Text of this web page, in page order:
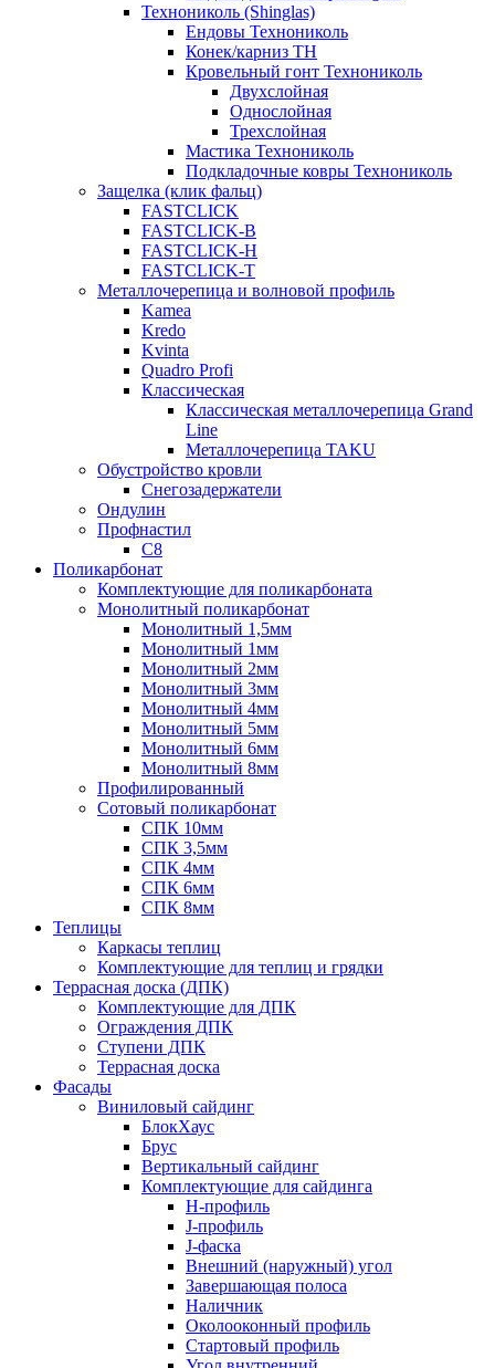
Технониколь (Shinglas)
Ендовы Технониколь
Конек/карниз ТН
Кровельный гонт Технониколь
Двухслойная
Однослойная
Трехслойная
Мастика Технониколь
Подкладочные ковры Технониколь
Защелка (клик фальц)
FASTCLICK
FASTCLICK-B
FASTCLICK-H
FASTCLICK-T
Металлочерепица и волновой профиль
Kamea
Kredo
Kvinta
Quadro Profi
Классическая
Классическая металлочерепица Grand
Line
Металлочерепица TAKU
Обустройство кровли
Снегозадержатели
Ондулин
Профнастил
С8
Поликарбонат
Комплектующие для поликарбоната
Монолитный поликарбонат
Монолитный 1,5мм
Монолитный 1мм
Монолитный 2мм
Монолитный 3мм
Монолитный 4мм
Монолитный 5мм
Монолитный 6мм
Монолитный 8мм
Профилированный
Сотовый поликарбонат
СПК 10мм
СПК 3,5мм
СПК 4мм
СПК 6мм
СПК 8мм
Теплицы
Каркасы теплиц
Комплектующие для теплиц и грядки
Террасная доска (ДПК)
Комплектующие для ДПК
Ограждения ДПК
Ступени ДПК
Террасная доска
Фасады
Виниловый сайдинг
БлокХаус
Брус
Вертикальный сайдинг
Комплектующие для сайдинга
H-профиль
J-профиль
J-фаска
Внешний (наружный) угол
Завершающая полоса
Наличник
Околооконный профиль
Стартовый профиль